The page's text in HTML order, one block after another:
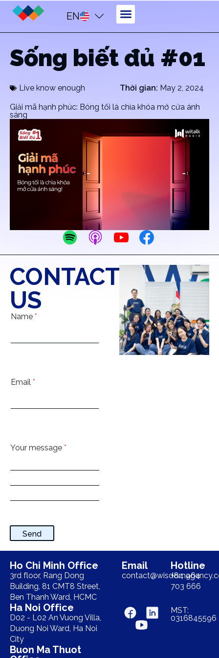
EN
Sống biết đủ #01
Live know enough Thời gian: May 2, 2024
Giải mã hạnh phúc: Bóng tối là chìa khóa mở cửa ánh
sáng
CONTACT
US
Name *
Email *
Your message *
Send
Ho Chi Minh Office
3rd floor, Rang Dong
Building, 81 CMT8 Street,
Ben Thanh Ward, HCMC
Ha Noi Office
D02 - L02 An Vuong Villa,
Duong Noi Ward, Ha Noi
City
Buon Ma Thuot
Email Hotline
+84 964
703 666
MST:
0316845596